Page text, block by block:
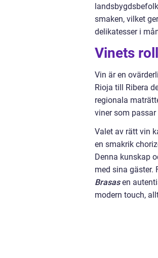
smaken, vilket
delikatesser i
Vinets
Vin är en
Rioja till Ribera
regionala
viner som
Valet av rätt vin
en smakrik
Denna kunskap
med sina gäster.
Brasas en
modern touch,